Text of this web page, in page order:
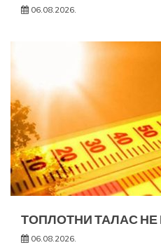
06.08.2026.
ТОПЛОТНИ ТАЛАС НЕ
06.08.2026.